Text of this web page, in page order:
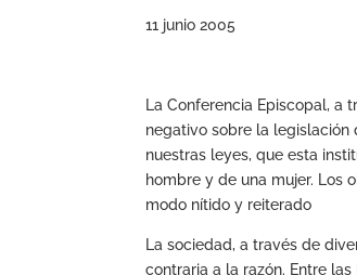
11 junio 2005
La Conferencia Episcopal, a
negativo sobre la
nuestras leyes, que esta
hombre y de una mujer. Los
modo nítido y reiterado
La sociedad, a través de
contraria a la razón. Entre